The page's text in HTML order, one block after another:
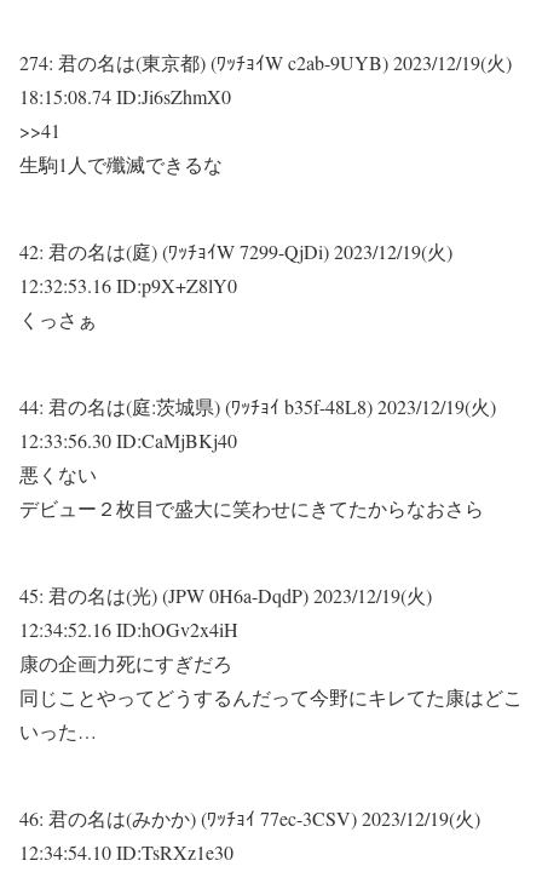
274: 君の名は(東京都) (ﾜｯﾁｮｲW c2ab-9UYB)2023/12/19(火)
18:15:08.74 ID:Ji6sZhmX0
>>41
生駒1人で殲滅できるな
42: 君の名は(庭) (ﾜｯﾁｮｲW 7299-QjDi)2023/12/19(火)
12:32:53.16 ID:p9X+Z8lY0
くっさぁ
44: 君の名は(庭:茨城県) (ﾜｯﾁｮｲ b35f-48L8)2023/12/19(火)
12:33:56.30 ID:CaMjBKj40
悪くない
デビュー２枚目で盛大に笑わせにきてたからなおさら
45: 君の名は(光) (JPW 0H6a-DqdP)2023/12/19(火)
12:34:52.16 ID:hOGv2x4iH
康の企画力死にすぎだろ
同じことやってどうするんだって今野にキレてた康はどこ
いった…
46: 君の名は(みかか) (ﾜｯﾁｮｲ 77ec-3CSV)2023/12/19(火)
12:34:54.10 ID:TsRXz1e30